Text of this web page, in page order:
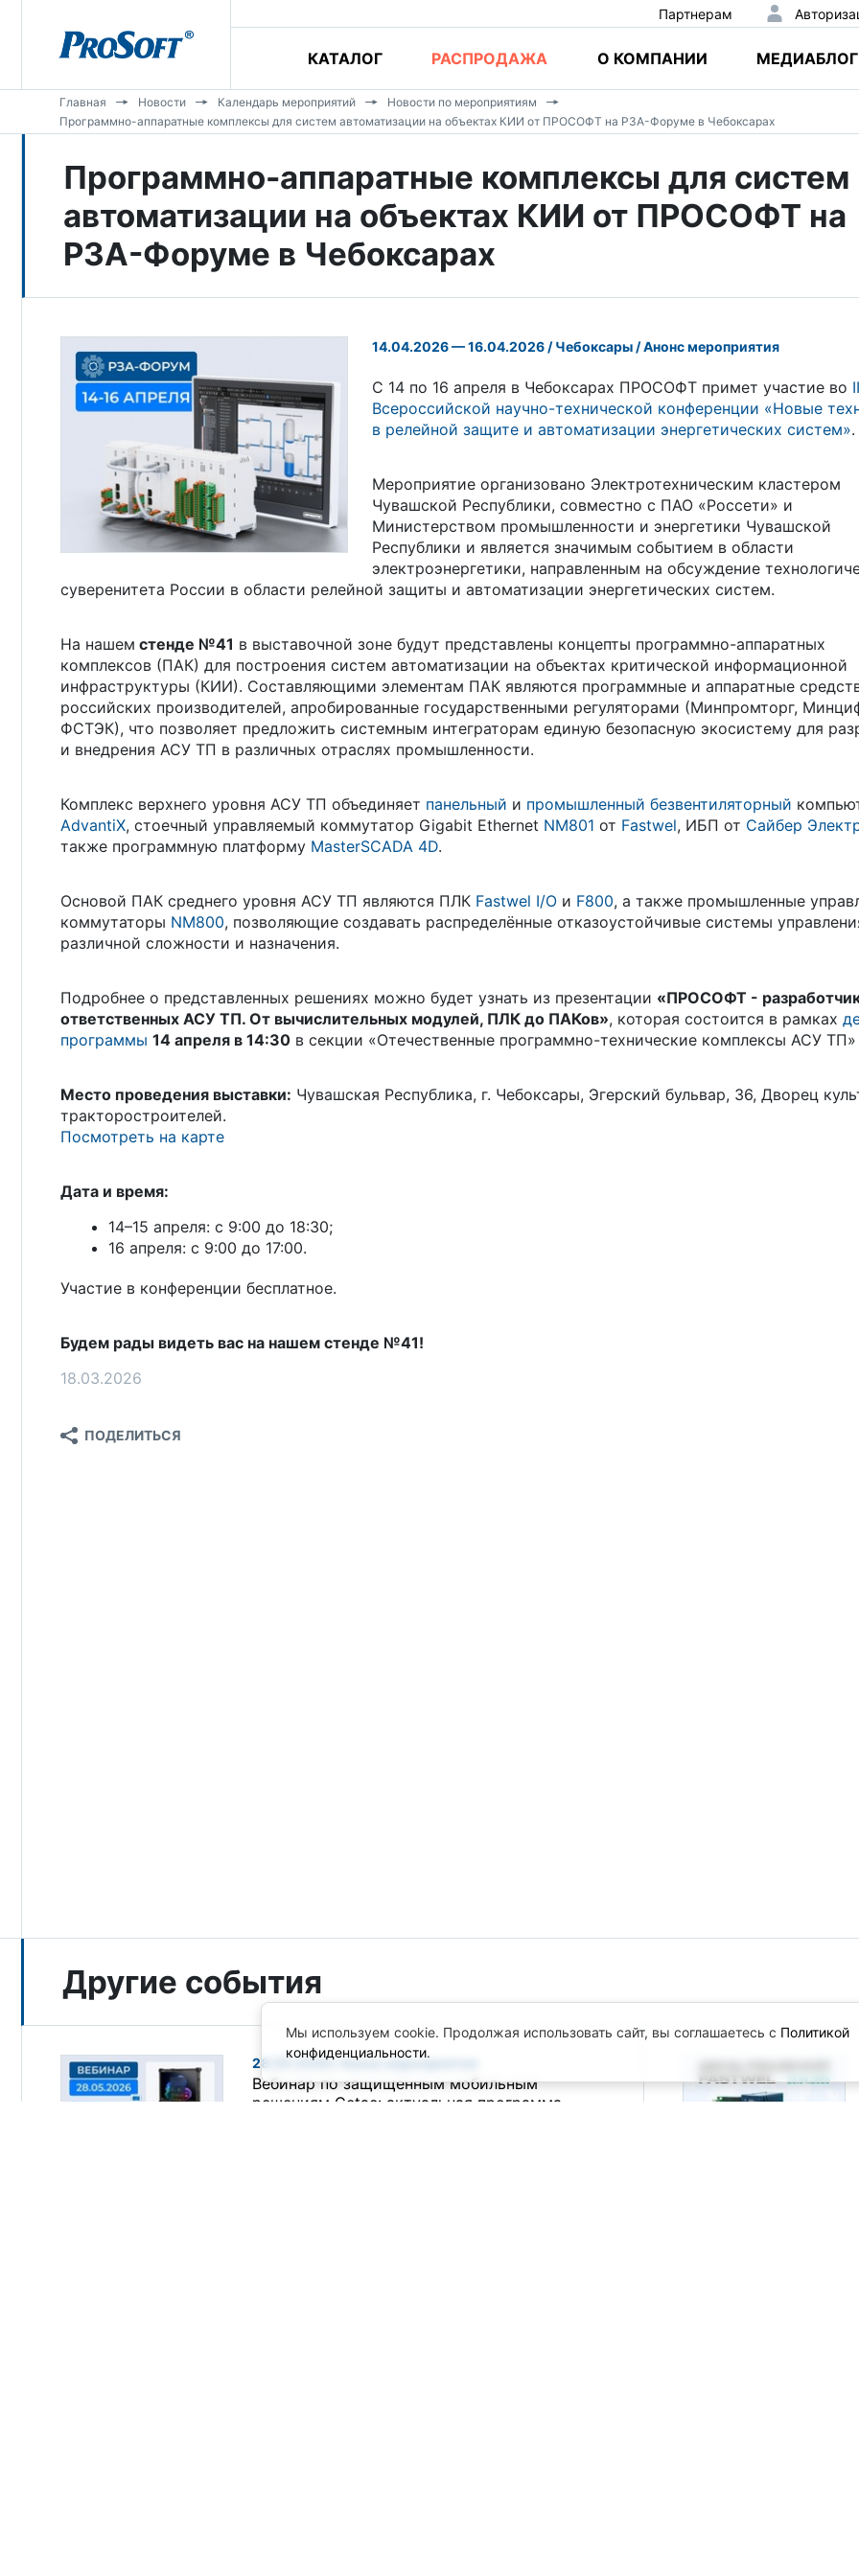
Партнерам
КАТАЛОГ РАСПРОДАЖА О КОМПАНИИ МЕДИАБЛОГ
Главная Новости Календарь мероприятий
Новости по мероприятиям
Программно-аппаратные комплексы для систем автоматизации на объектах КИИ от ПРОСОФТ на РЗА-Форуме в Чебоксарах
Программно-аппаратные комплексы для систем
автоматизации на объектах КИИ от ПРОСОФТ на
РЗА-Форуме в Чебоксарах
14.04.2026 — 16.04.2026 / Чебоксары / Анонс мероприятия
С 14 по 16 апреля в Чебоксарах ПРОСОФТ примет участие во II
Всероссийской научно-технической конференции «Новые
в релейной защите и автоматизации энергетических систем».
Мероприятие организовано Электротехническим кластером
Чувашской Республики, совместно с ПАО «Россети» и
Министерством промышленности и энергетики Чувашской
Республики и является значимым событием в области
электроэнергетики, направленным на обсуждение
суверенитета России в области релейной защиты и автоматизации энергетических систем.
На нашем стенде №41 в выставочной зоне будут представлены концепты программно-аппаратных
комплексов (ПАК) для построения систем автоматизации на объектах критической информационной
инфраструктуры (КИИ). Составляющими элементам ПАК являются программные и аппаратные
российских производителей, апробированные государственными регуляторами (Минпромторг,
ФСТЭК), что позволяет предложить системным интеграторам единую безопасную экосистему для
и внедрения АСУ ТП в различных отраслях промышленности.
Комплекс верхнего уровня АСУ ТП объединяет панельный и промышленный безвентиляторный
AdvantiX, стоечный управляемый коммутатор Gigabit Ethernet NM801 от Fastwel, ИБП от Сайбер
также программную платформу MasterSCADA 4D.
Основой ПАК среднего уровня АСУ ТП являются ПЛК Fastwel I/O и F800, а также промышленные
коммутаторы NM800, позволяющие создавать распределённые отказоустойчивые системы
различной сложности и назначения.
Подробнее о представленных решениях можно будет узнать из презентации «ПРОСОФТ -
ответственных АСУ ТП. От вычислительных модулей, ПЛК до ПАКов», которая состоится в рамках
программы 14 апреля в 14:30 в секции «Отечественные программно-технические комплексы АСУ
Место проведения выставки: Чувашская Республика, г. Чебоксары, Эгерский бульвар, 36, Дворец
тракторостроителей.
Посмотреть на карте
Дата и время:
14–15 апреля: с 9:00 до 18:30;
16 апреля: с 9:00 до 17:00.
Участие в конференции бесплатное.
Будем рады видеть вас на нашем стенде №41!
18.03.2026
ПОДЕЛИТЬСЯ
Другие события
28.05.2026 / Анонс мероприятия
Вебинар по защищенным мобильным
решениям Getac: актуальная программа
Мы используем cookie. Продолжая использовать сайт, вы соглашаетесь с Политикой
конфиденциальности.